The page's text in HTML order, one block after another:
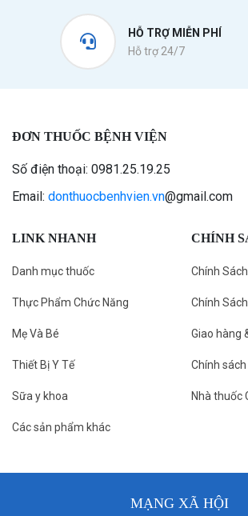
HỖ TRỢ MIỄN PHÍ
Hỗ trợ 24/7
ĐƠN THUỐC BỆNH VIỆN
Số điện thoại: 0981.25.19.25
Email: donthuocbenhvien.vn@gmail.com
LINK NHANH
Danh mục thuốc
Thực Phẩm Chức Năng
Mẹ Và Bé
Thiết Bị Y Tế
Sữa y khoa
Các sản phẩm khác
CHÍNH
Chính
Chính
Giao hàng
Chính
Nhà thuốc
MẠNG XÃ HỘI